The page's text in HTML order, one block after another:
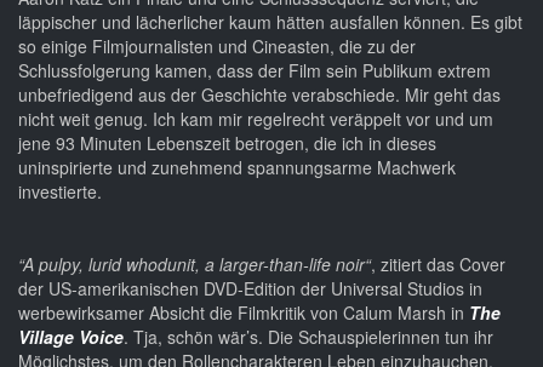
läppischer und lächerlicher kaum hätten ausfallen können. Es gibt
so einige Filmjournalisten und Cineasten, die zu der
Schlussfolgerung kamen, dass der Film sein Publikum extrem
unbefriedigend aus der Geschichte verabschiede. Mir geht das
nicht weit genug. Ich kam mir regelrecht veräppelt vor und um
jene 93 Minuten Lebenszeit betrogen, die ich in dieses
uninspirierte und zunehmend spannungsarme Machwerk
investierte.
“A pulpy, lurid whodunit, a larger-than-life noir“, zitiert das Cover
der US-amerikanischen DVD-Edition der Universal Studios in
werbewirksamer Absicht die Filmkritik von Calum Marsh in The
Village Voice. Tja, schön wär’s. Die Schauspielerinnen tun ihr
Möglichstes, um den Rollencharakteren Leben einzuhauchen,